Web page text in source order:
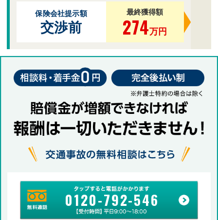
保険会社提示額
交渉前
最終獲得額
274万円
0120-792-546